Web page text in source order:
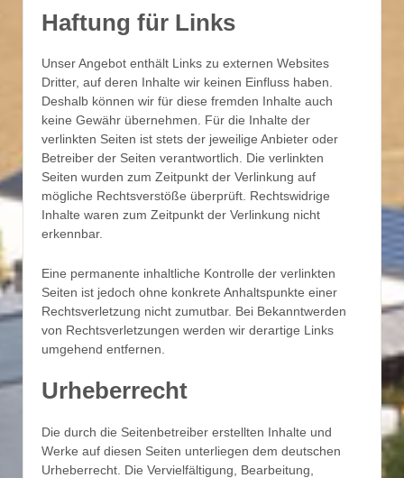
Haftung für Links
Unser Angebot enthält Links zu externen Websites
Dritter, auf deren Inhalte wir keinen Einfluss haben.
Deshalb können wir für diese fremden Inhalte auch
keine Gewähr übernehmen. Für die Inhalte der
verlinkten Seiten ist stets der jeweilige Anbieter oder
Betreiber der Seiten verantwortlich. Die verlinkten
Seiten wurden zum Zeitpunkt der Verlinkung auf
mögliche Rechtsverstöße überprüft. Rechtswidrige
Inhalte waren zum Zeitpunkt der Verlinkung nicht
erkennbar.
Eine permanente inhaltliche Kontrolle der verlinkten
Seiten ist jedoch ohne konkrete Anhaltspunkte einer
Rechtsverletzung nicht zumutbar. Bei Bekanntwerden
von Rechtsverletzungen werden wir derartige Links
umgehend entfernen.
Urheberrecht
Die durch die Seitenbetreiber erstellten Inhalte und
Werke auf diesen Seiten unterliegen dem deutschen
Urheberrecht. Die Vervielfältigung, Bearbeitung,